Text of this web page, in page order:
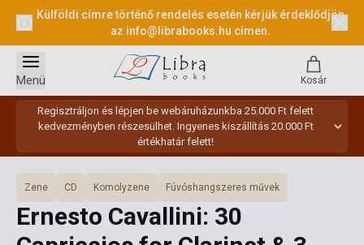
Külföldi címre történő rendelés esetén kérjük érdeklődjön
az info@librabooks.hu címen.
Regisztráljon és lépjen be webáruházunkba 25.000 Ft felett
kedvezményben részesülhet. Ingyenes kiszállítás 20.000 Ft
értékhatár felett!
Menü Kosár
Zene CD Komolyzene Fúvóshangszeres művek
Ernesto Cavallini: 30